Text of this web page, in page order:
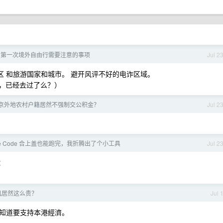
Jul 23
一次境外自由行需要注意的事项
旅游国家和城市。 避开风评不好的电诈区域。
经去过了么？）
Jul 23
外地农村户籍居然不强制交公积金？
Jul 23
合上盖也能跑完，我折腾出了个小工具
Jul 1
然这么贵？
要支持本港經濟。